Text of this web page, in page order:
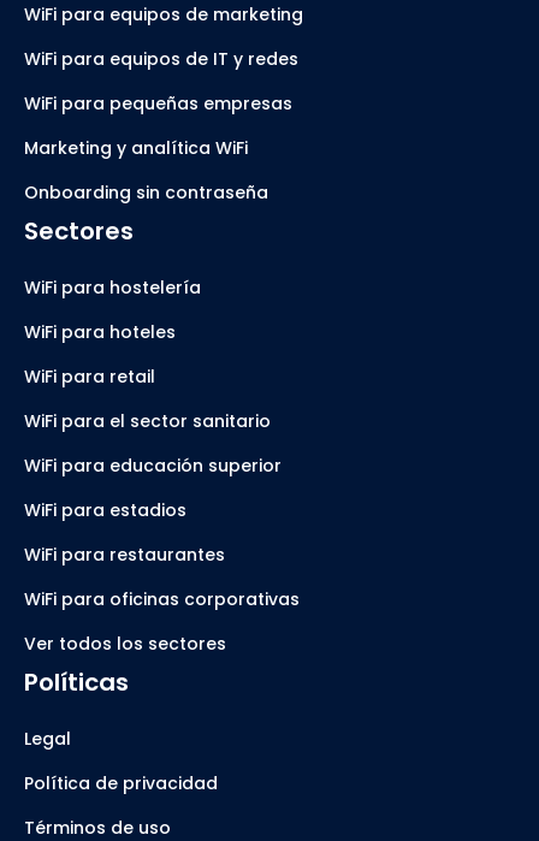
WiFi para equipos de marketing
WiFi para equipos de IT y redes
WiFi para pequeñas empresas
Marketing y analítica WiFi
Onboarding sin contraseña
Sectores
WiFi para hostelería
WiFi para hoteles
WiFi para retail
WiFi para el sector sanitario
WiFi para educación superior
WiFi para estadios
WiFi para restaurantes
WiFi para oficinas corporativas
Ver todos los sectores
Políticas
Legal
Política de privacidad
Términos de uso